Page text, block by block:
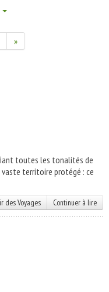
»
toutes les tonalités de
vaste territoire protégé : ce
des Voyages Continuer à lire